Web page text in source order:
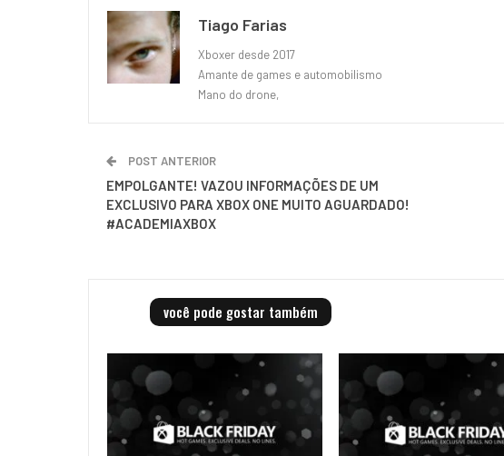
Tiago Farias
Xboxer desde 2017
Amante de games e automobilismo
Mano do drone,
POST ANTERIOR
EMPOLGANTE! VAZOU INFORMAÇÕES DE UM
EXCLUSIVO PARA XBOX ONE MUITO AGUARDADO!
#ACADEMIAXBOX
você pode gostar também